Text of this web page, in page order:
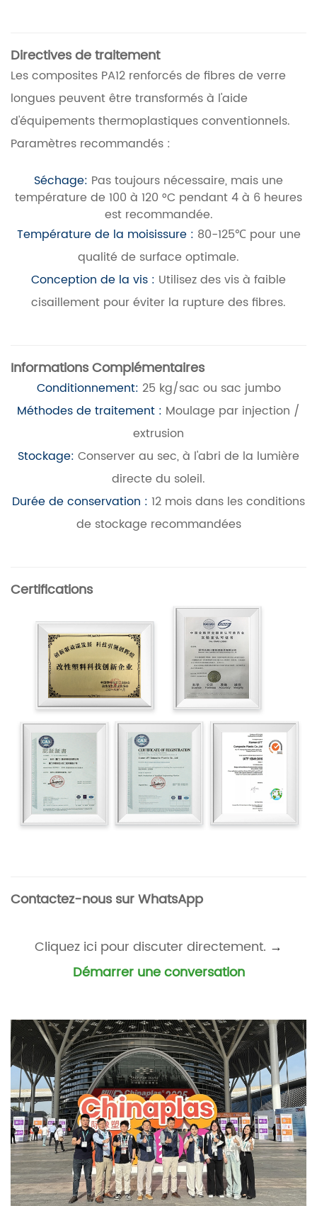
Directives de traitement
Les composites PA12 renforcés de fibres de verre
longues peuvent être transformés à l'aide
d'équipements thermoplastiques conventionnels.
Paramètres recommandés :
Séchage: Pas toujours nécessaire, mais une
température de 100 à 120 °C pendant 4 à 6 heures
est recommandée.
Température de la moisissure : 80-125℃ pour une
qualité de surface optimale.
Conception de la vis : Utilisez des vis à faible
cisaillement pour éviter la rupture des fibres.
Informations Complémentaires
Conditionnement: 25 kg/sac ou sac jumbo
Méthodes de traitement : Moulage par injection /
extrusion
Stockage: Conserver au sec, à l'abri de la lumière
directe du soleil.
Durée de conservation : 12 mois dans les conditions
de stockage recommandées
Certifications
Contactez-nous sur WhatsApp
Cliquez ici pour discuter directement. →
Démarrer une conversation